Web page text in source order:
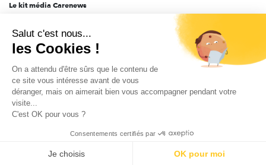
Le kit média Carenews
AEF info
Novethic
PRODURABLE
Inclusiv Day
Données personnelles Mentions légales 2025-2026 Tout droits réservés
Salut c'est nous...
les Cookies !
On a attendu d'être sûrs que le contenu de
ce site vous intéresse avant de vous
déranger, mais on aimerait bien vous accompagner pendant votre
visite...
C'est OK pour vous ?
Consentements certifiés par
Je choisis OK pour moi